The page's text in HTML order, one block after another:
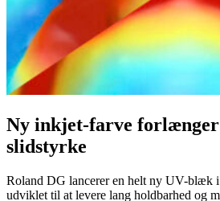
Ny inkjet-farve forlænger
slidstyrke
Roland DG lancerer en helt ny UV-blæk
udviklet til at levere lang holdbarhed og